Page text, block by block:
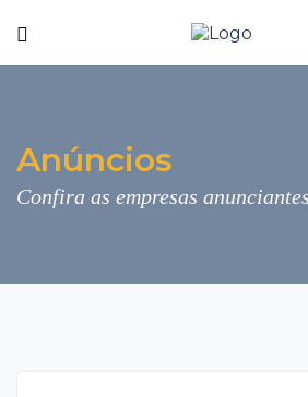
Anúncios
Confira as empresas anunciantes